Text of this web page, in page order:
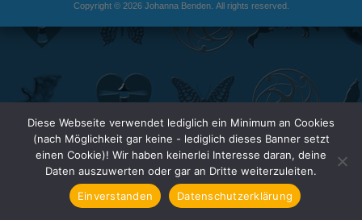
Copyright © 2026 Johanna Benden. All rights reserved.
Diese Webseite verwendet lediglich ein Minimum an Cookies
(nach Möglichkeit gar keine - lediglich dieses Banner setzt
einen Cookie)! Wir haben keinerlei Interesse daran, deine
Daten auszuwerten oder gar an Dritte weiterzuleiten.
Einverstanden
Datenschutzerklärung